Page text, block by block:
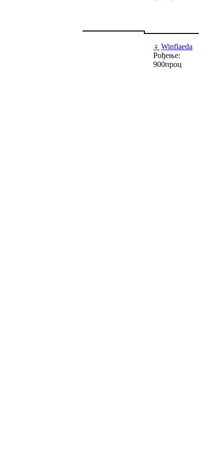
♀ Winflaeda
Рођење:
900проц